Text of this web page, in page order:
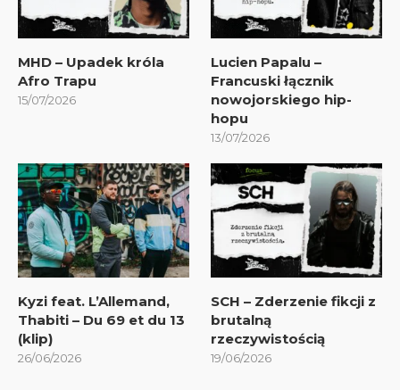
MHD – Upadek króla
Afro Trapu
15/07/2026
Lucien Papalu –
Francuski łącznik
nowojorskiego hip-
hopu
13/07/2026
Kyzi feat. L’Allemand,
Thabiti – Du 69 et du 13
(klip)
26/06/2026
SCH – Zderzenie fikcji z
brutalną
rzeczywistością
19/06/2026